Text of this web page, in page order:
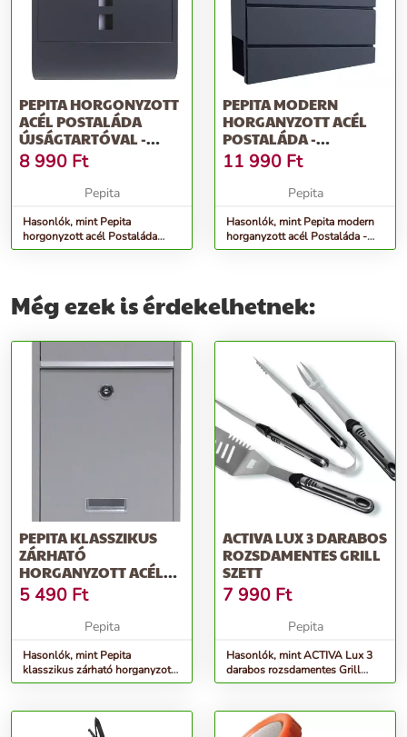
PEPITA HORGONYZOTT
ACÉL POSTALÁDA
ÚJSÁGTARTÓVAL -
ANTRACIT
8 990 Ft
Pepita
Hasonlók, mint Pepita
horgonyzott acél Postaláda
újságtartóval - antracit
PEPITA MODERN
HORGANYZOTT ACÉL
POSTALÁDA -
ANTRACIT
11 990 Ft
Pepita
Hasonlók, mint Pepita modern
horganyzott acél Postaláda -
antracit
Még ezek is érdekelhetnek:
PEPITA KLASSZIKUS
ZÁRHATÓ
HORGANYZOTT ACÉL
POSTALÁDA - EZÜST
5 490 Ft
Pepita
Hasonlók, mint Pepita
klasszikus zárható horganyzott
acél Postaláda - ezüst
ACTIVA LUX 3 DARABOS
ROZSDAMENTES GRILL
SZETT
7 990 Ft
Pepita
Hasonlók, mint ACTIVA Lux 3
darabos rozsdamentes Grill
szett